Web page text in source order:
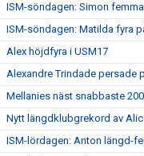
ISM-söndagen: Simon
ISM-söndagen: Matilda fyra
Alex höjdfyra i USM17
Alexandre Trindade persade
Mellanies näst snabbaste
Nytt längdklubgrekord av
ISM-lördagen: Anton längd-